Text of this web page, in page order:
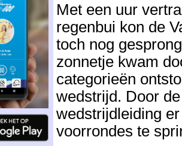
Met een uur
regenbui kon de
toch nog
zonnetje kwam
categorieën
wedstrijd. Door
wedstrijdleiding
voorrondes te